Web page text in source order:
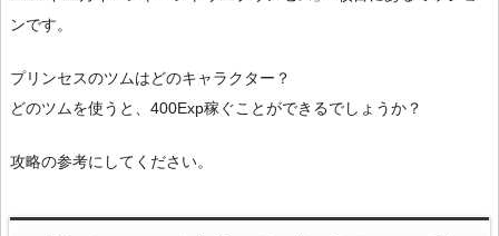
ンです。
プリンセスのツムはどのキャラクター？
どのツムを使うと、400Exp稼ぐことができるでしょうか？
攻略の参考にしてください。